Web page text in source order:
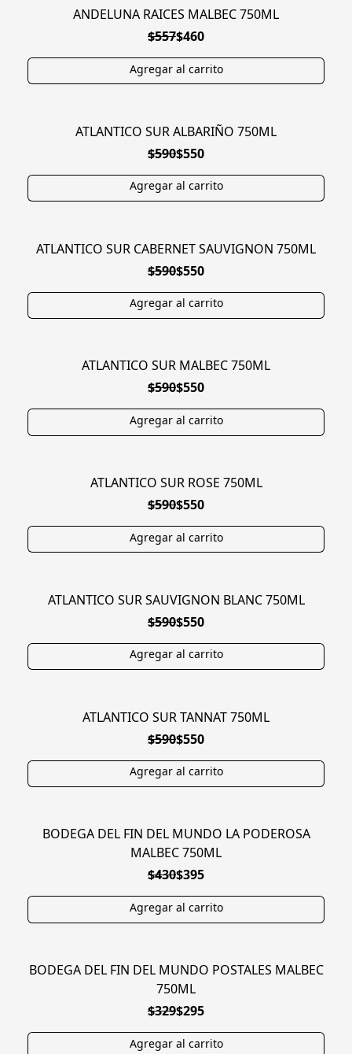
ANDELUNA RAICES MALBEC 750ML
$557$460
ATLANTICO SUR ALBARIÑO 750ML
$590$550
EN OFERTA
ATLANTICO SUR CABERNET SAUVIGNON 750ML
$590$550
ATLANTICO SUR MALBEC 750ML
$590$550
ATLANTICO SUR ROSE 750ML
$590$550
EN OFERTA
ATLANTICO SUR SAUVIGNON BLANC 750ML
$590$550
ATLANTICO SUR TANNAT 750ML
$590$550
EN OFERTA
BODEGA DEL FIN DEL MUNDO LA PODEROSA
MALBEC 750ML
$430$395
EN OFERTA
BODEGA DEL FIN DEL MUNDO POSTALES MALBEC
750ML
$329$295